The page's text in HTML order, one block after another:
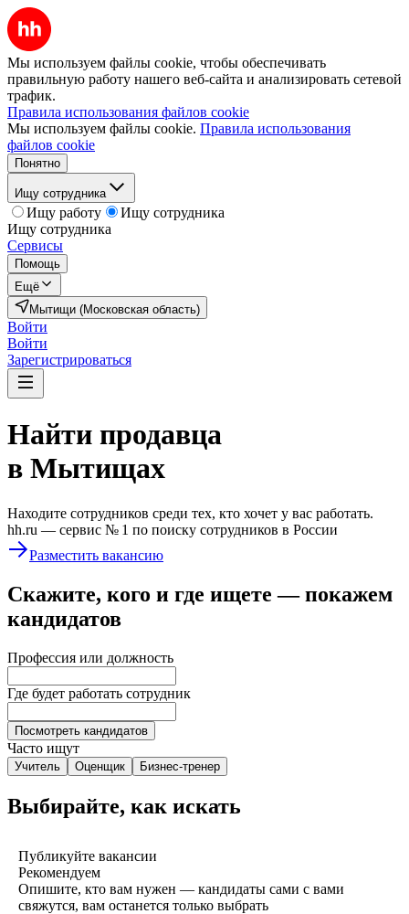
Мы используем файлы cookie, чтобы обеспечивать
правильную работу нашего веб-сайта и анализировать сетевой
трафик.
Правила использования файлов cookie
Мы используем файлы cookie. Правила использования
файлов cookie
Понятно
Ищу сотрудника
Ищу работу
Ищу сотрудника
Ищу сотрудника
Сервисы
Помощь
Ещё
Мытищи (Московская область)
Войти
Войти
Зарегистрироваться
Найти продавца
в Мытищах
Находите сотрудников среди тех, кто хочет у вас работать.
hh.ru — сервис № 1 по поиску сотрудников в России
Разместить вакансию
Скажите, кого и где ищете — покажем
кандидатов
Профессия или должность
Где будет работать сотрудник
Посмотреть кандидатов
Часто ищут
Учитель Оценщик Бизнес-тренер
Выбирайте, как искать
Публикуйте вакансии
Рекомендуем
Опишите, кто вам нужен — кандидаты сами с вами
свяжутся, вам останется только выбрать